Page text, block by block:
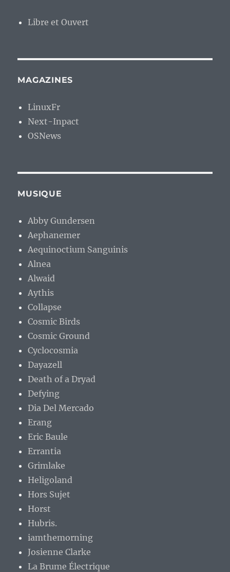
Libre et Ouvert
MAGAZINES
LinuxFr
Next-Inpact
OSNews
MUSIQUE
Abby Gundersen
Aephanemer
Aequinoctium Sanguinis
Alnea
Alwaid
Aythis
Collapse
Cosmic Birds
Cosmic Ground
Cyclocosmia
Dayazell
Death of a Dryad
Defying
Dia Del Mercado
Erang
Eric Baule
Errantia
Grimlake
Heligoland
Hors Sujet
Horst
Hubris.
iamthemorning
Josienne Clarke
La Brume Électrique